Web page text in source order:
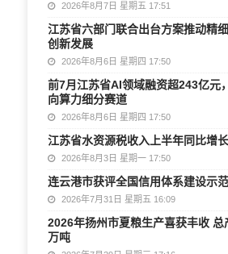
2026年8月7日 星期五 17:51
江苏省六部门联合出台方案推动精
创新发展
2026年8月6日 星期四 17:50
前7月江苏省AI领域融资超243亿元
向算力细分赛道
2026年8月6日 星期四 17:50
江苏省水资源税收入上半年同比增
2026年8月3日 星期一 17:50
连云港市获评全国信用体系建设示
2026年7月31日 星期五 16:09
2026年扬州市夏粮生产喜获丰收 总
万吨